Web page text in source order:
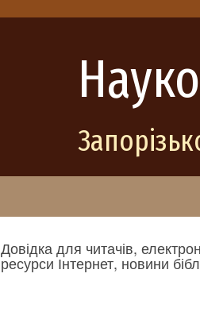
Довідка для читачів,
ресурси Інтернет, новини